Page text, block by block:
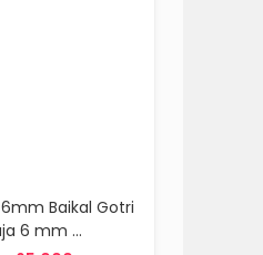
Spring Upgrade Stainless
WG321 WG323...